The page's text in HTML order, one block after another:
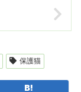
保護猫